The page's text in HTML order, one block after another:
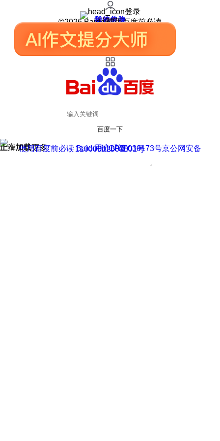
登录
我的关注
我的收藏
皮肤中心
用户反馈
设置
©2026 Baidu 使用百度前必读
百度一下
正在加载
上滑加载更多 用户反馈
使用百度前必读 Baidu 京ICP证030173号
京公网安备11000002000001号